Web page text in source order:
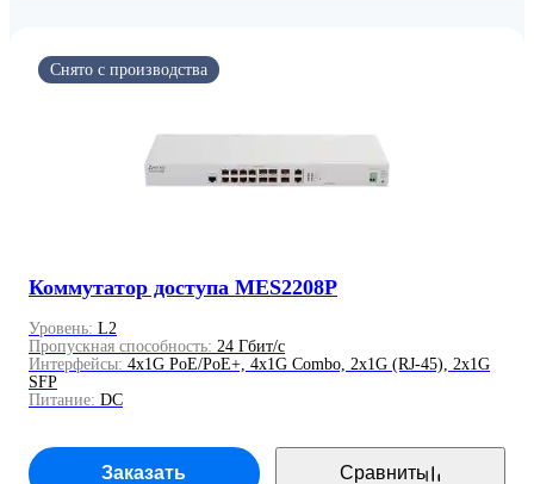
Коммутатор доступа MES2208P
Уровень: L2
Пропускная способность: 24 Гбит/с
Интерфейсы: 4x1G PoE/PoE+, 4x1G Combo, 2x1G (RJ-45), 2x1G
SFP
Питание: DC
Поддержка не осуществляется
Заказать Сравнить